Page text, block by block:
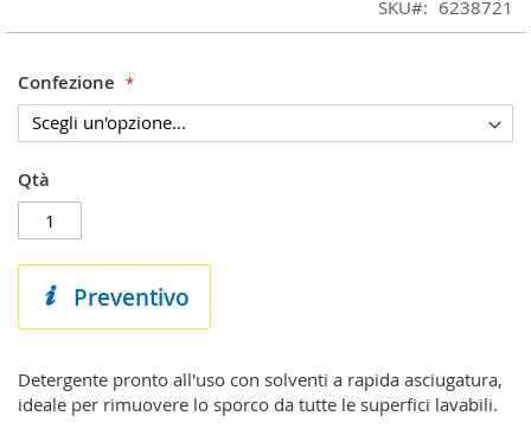
SKU 6238721
Confezione
Qtà
Preventivo
Detergente pronto all'uso con solventi a rapida asciugatura,
ideale per rimuovere lo sporco da tutte le superfici lavabili.
immagini